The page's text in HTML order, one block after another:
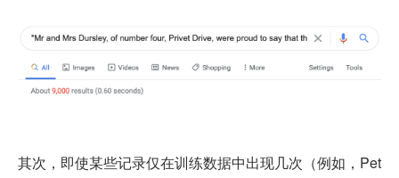
其次，即使某些记录仅在训练数据中出现几次（例如，Pet